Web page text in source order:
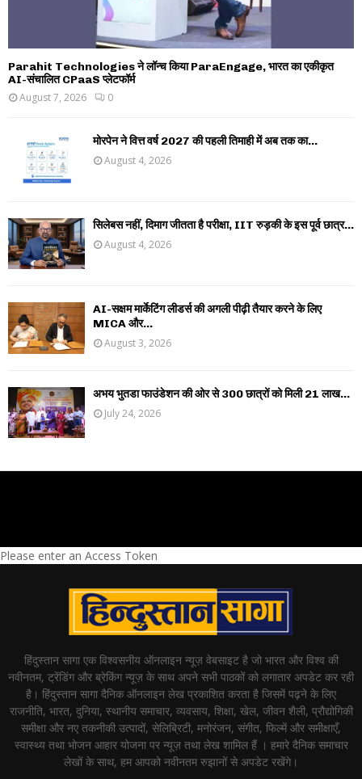
Parahit Technologies ने लॉन्च किया ParaEngage, भारत का एकीकृत
AI-संचालित CPaaS प्लेटफॉर्म
August 7, 2026
0
मोरपेन ने वित्त वर्ष 2027 की पहली तिमाही में अब तक का...
August 4, 2026
सिलेबस नहीं, दिमाग जीतता है परीक्षा, IIT रुड़की के इस पूर्व छात्र...
August 4, 2026
AI-सक्षम मार्केटिंग लीडर्स की अगली पीढ़ी तैयार करने के लिए
MICA और...
August 3, 2026
अभय भुतडा फाउंडेशन की ओर से 300 छात्रों को मिली 21 लाख...
July 24, 2026
Please enter an Access Token
हिंदुस्तान सागा एक विश्वसनीय ऑनलाइन न्यूज़ वेबसाइट है जो भारत और विश्व की
नवीनतम, ट्रेंडिंग और ब्रेकिंग न्यूज़ के साथ अपने सभी पाठकों को लगातार अपडेट कर रही
है। हिंदुस्तान सागा दैनिक ऑनलाइन लेख प्रकाशित करता है जिसमें पढ़ने के लिए
राजनीति, भारत, दुनिया, स्थानीय समाचार, व्यवसाय, शिक्षा, खेल, जीवन शैली, प्रौद्योगिकी
समीक्षा और नए तकनीकी उत्पादों, सेलिब्रिटी, मनोरंजन, संगीत, फिल्में और समीक्षाएँ,
स्वास्थ्य तथा भोजन आहार योजना पर न्यूज़ तथा लेख शामिल हैं । हमारे दैनिक समाचार
लेखों के साथ, हम आपको नवीनतम रुझानों से अपडेट रखेंगे।